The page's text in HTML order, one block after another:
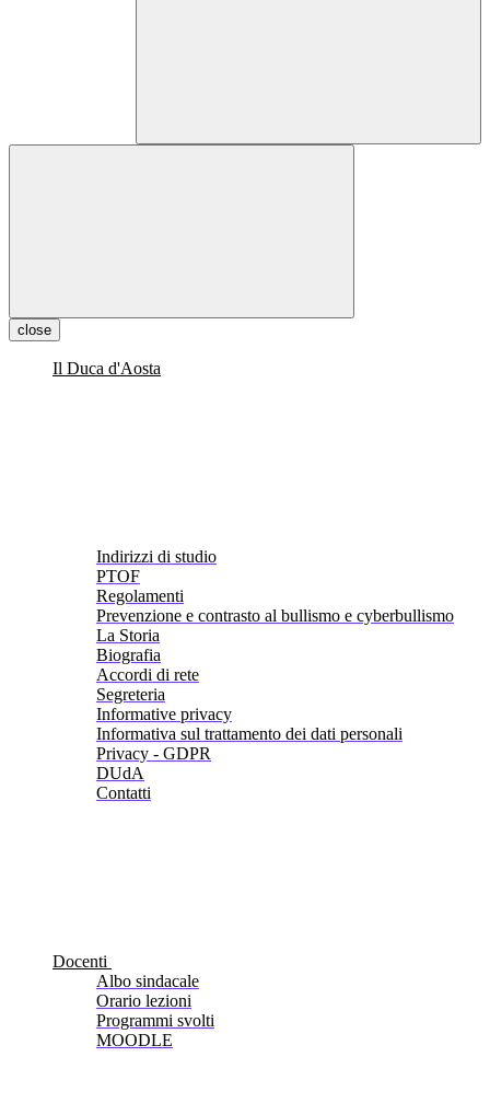
close
Il Duca d'Aosta
Indirizzi di studio
PTOF
Regolamenti
Prevenzione e contrasto al bullismo e cyberbullismo
La Storia
Biografia
Accordi di rete
Segreteria
Informative privacy
Informativa sul trattamento dei dati personali
Privacy - GDPR
DUdA
Contatti
Docenti
Albo sindacale
Orario lezioni
Programmi svolti
MOODLE